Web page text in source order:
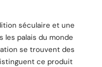
séculaire et une
les palais du monde
se trouvent des
ce produit